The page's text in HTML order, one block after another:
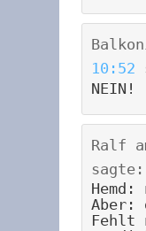
10:52
NEIN!
Ralf
sagte:
Hemd:
Aber:
Fehlt